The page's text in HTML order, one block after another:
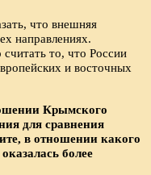
что внешняя
направлениях.
то, что России
и восточных
Крымского
для сравнения
в отношении какого
более